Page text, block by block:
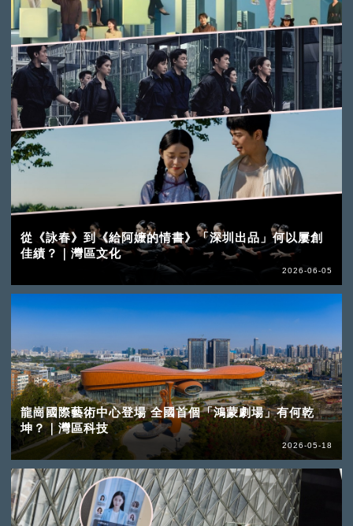
從《詠春》到《給阿嬤的情書》「深圳出品」何以屢創
佳績？｜灣區文化
2026-06-05
龍崗國際藝術中心登場 全國首個「鴻蒙劇場」有何乾
坤？｜灣區科技
2026-05-18